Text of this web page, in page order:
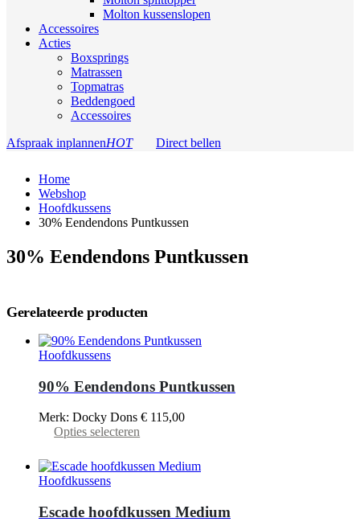
Molton kussenslopen
Accessoires
Acties
Boxsprings
Matrassen
Topmatras
Beddengoed
Accessoires
Afspraak inplannenHOT Direct bellen
Home
Webshop
Hoofdkussens
30% Eendendons Puntkussen
30% Eendendons Puntkussen
Gerelateerde producten
Hoofdkussens
90% Eendendons Puntkussen
Merk: Docky Dons € 115,00
Opties selecteren
heeft
meerdere
Deze
optie
Hoofdkussens
Escade hoofdkussen Medium